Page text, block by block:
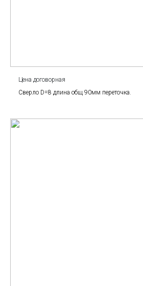
Цена договорная
Сверло D=8 длина общ 90мм переточка.